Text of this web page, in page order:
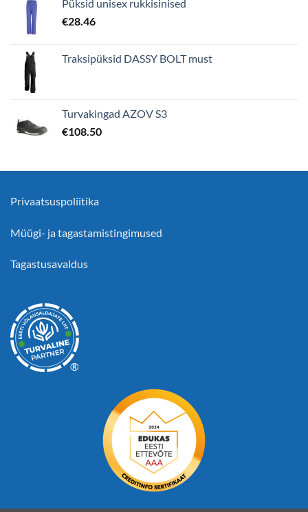
Püksid unisex rukkisinised
€28.46
Traksipüksid DASSY BOLT must
Turvakingad AZOV S3
€108.50
Privaatsuspoliitika
Müügi- ja tagastamistingimused
Tagastusavaldus
®